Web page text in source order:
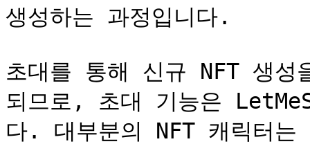
생성하는 과정입니다.
초대를 통해 신규 NFT 생성
되므로, 초대 기능은
다. 대부분의 NFT 캐릭터